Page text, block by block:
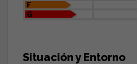
F
G
Situación y Entorno